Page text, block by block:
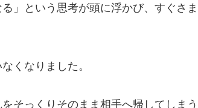
」という思考が頭に浮かび、すぐさま
くなりました。
そっくりそのまま相手へ帰してしまう